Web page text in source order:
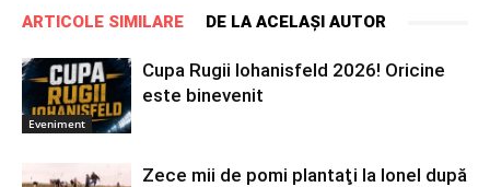
ARTICOLE SIMILARE DE LA ACELAȘI AUTOR
Eveniment
Cupa Rugii Iohanisfeld 2026! Oricine
este binevenit
Zece mii de pomi plantaţi la Ionel după